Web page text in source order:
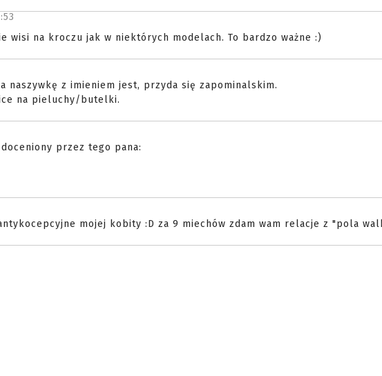
wisi na kroczu jak w niektórych modelach. To bardzo ważne :)
naszywkę z imieniem jest, przyda się zapominalskim.
na pieluchy/butelki.
przez tego pana:
mojej kobity :D za 9 miechów zdam wam relacje z "pola